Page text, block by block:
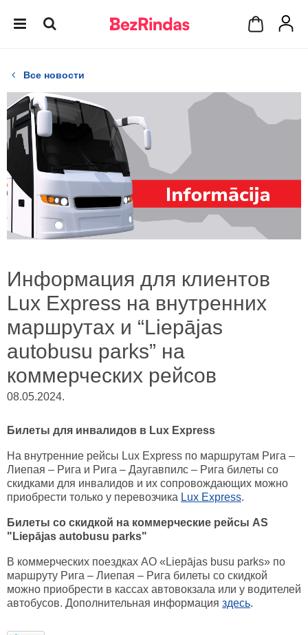
Все новости
Информация для клиентов
Lux Express на внутренних
маршрутах и “Liepājas
autobusu parks” на
коммерческих рейсов
08.05.2024.
Билеты для инвалидов в Lux Express
На внутренние рейсы Lux Express по маршрутам Рига –
Лиепая – Рига и Рига – Даугавпилс – Рига билеты со
скидками для инвалидов и их сопровождающих можно
приобрести только у перевозчика Lux Express.
Билеты со скидкой на коммерческие рейсы AS
"Liepājas autobusu parks"
В коммерческих поездках АО «Liepājas busu parks» по
маршруту Рига – Лиепая – Рига билеты со скидкой
можно приобрести в кассах автовокзала или у водителей
автобусов. Дополнительная информация здесь.